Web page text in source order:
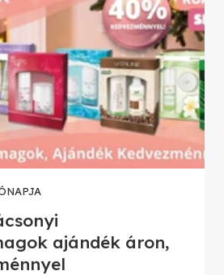
ajándék áron,